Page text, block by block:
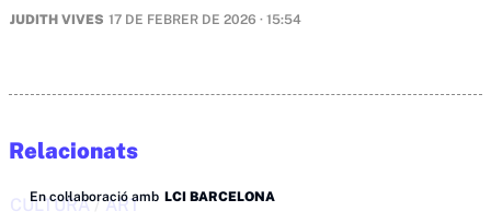
JUDITH VIVES 17 DE FEBRER DE 2026 · 15:54
Relacionats
En col·laboració amb LCI BARCELONA
CULTURA/ART